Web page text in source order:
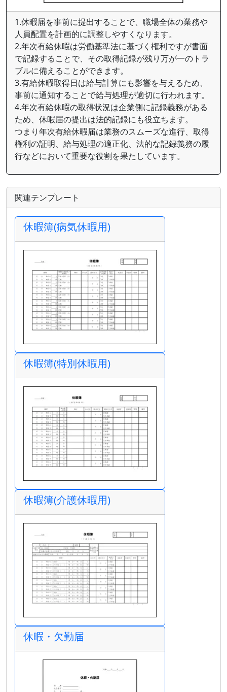
1.休暇届を事前に提出することで、職場全体の業務や
人員配置を計画的に調整しやすくなります。
2.年次有給休暇は労働基準法に基づく権利ですが書面
で記録することで、その取得記録が残り万が一のトラ
ブルに備えることができます。
3.有給休暇取得日は給与計算にも影響を与えるため、
事前に通知することで給与処理が適切に行われます。
4.年次有給休暇の取得状況は企業側に記録義務がある
ため、休暇届の提出は法的記録にも役立ちます。
つまり年次有給休暇届は業務のスムーズな進行、取得
権利の証明、給与処理の適正化、法的な記録義務の履
行などにおいて重要な役割を果たしています。
関連テンプレート
休暇簿(病気休暇用)
休暇簿(特別休暇用)
休暇簿(介護休暇用)
休暇・欠勤届